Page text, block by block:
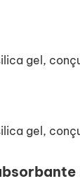
gel,
gel,